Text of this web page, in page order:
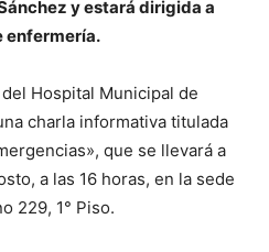
y estará dirigida a
enfermería.
Hospital Municipal de
charla informativa titulada
que se llevará a
a las 16 horas, en la sede
229, 1° Piso.